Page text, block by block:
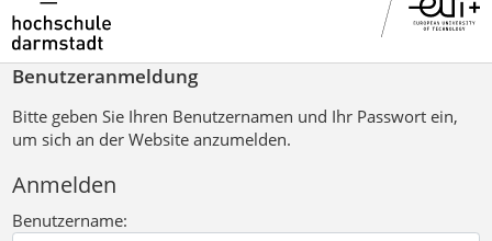
Benutzeranmeldung
Bitte geben Sie Ihren Benutzernamen und Ihr Passwort ein,
um sich an der Website anzumelden.
Anmelden
Benutzername: